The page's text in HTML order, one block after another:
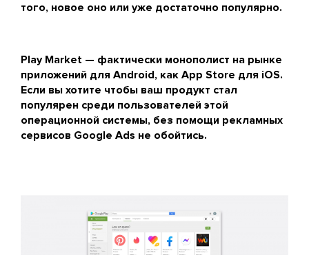
того, новое оно или уже достаточно популярно.
Play Market — фактически монополист на рынке
приложений для Android, как App Store для iOS.
Если вы хотите чтобы ваш продукт стал
популярен среди пользователей этой
операционной системы, без помощи рекламных
сервисов Google Ads не обойтись.